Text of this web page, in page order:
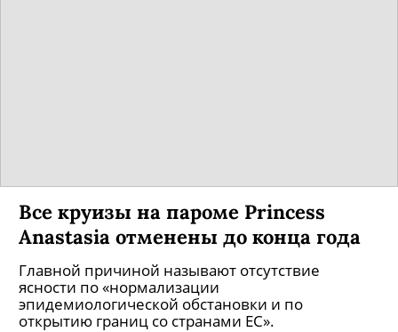
Все круизы на пароме Princess
Anastasia отменены до конца года
Главной причиной называют отсутствие
ясности по «нормализации
эпидемиологической обстановки и по
открытию границ со странами ЕС».